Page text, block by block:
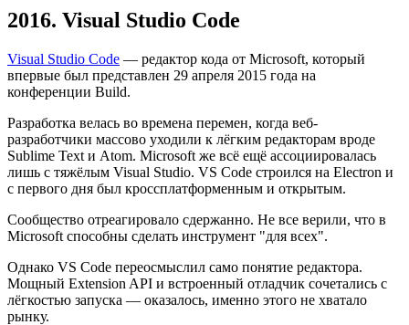
2016. Visual Studio Code
Visual Studio Code — редактор кода от Microsoft, который
впервые был представлен 29 апреля 2015 года на
конференции Build.
Разработка велась во времена перемен, когда веб-
разработчики массово уходили к лёгким редакторам вроде
Sublime Text и Atom. Microsoft же всё ещё ассоциировалась
лишь с тяжёлым Visual Studio. VS Code строился на Electron и
с первого дня был кроссплатформенным и открытым.
Сообщество отреагировало сдержанно. Не все верили, что в
Microsoft способны сделать инструмент "для всех".
Однако VS Code переосмыслил само понятие редактора.
Мощный Extension API и встроенный отладчик сочетались с
лёгкостью запуска — оказалось, именно этого не хватало
рынку.